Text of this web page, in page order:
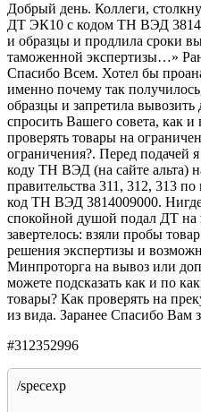
Добрый день. Коллеги,
ДТ ЭК10 с кодом ТН ВЭД
и образцы и продлила сроки
таможенной экспертизы…»
Спасибо Всем. Хотел бы
именно почему так
образцы и запретила
спросить Вашего совета, как
проверять товары на
ограничения?. Перед подачей
коду ТН ВЭД (на сайте альта)
правительства 311, 312, 313
код ТН ВЭД 3814009000.
спокойной душой подал ДТ
завертелось: взяли пробы
решения экспертизы и
Минпроторга на вывоз или
можете подсказать как и по
товары? Как проверять на
из вида. Заранее Спасибо Вам
#312352996
/specexp